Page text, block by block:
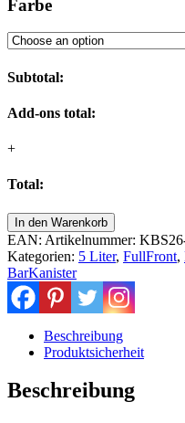
Farbe
Subtotal:
Add-ons total:
+
Total:
kultige
Retro
Mini-
Bar
als
tolles
Vatertag
Männergeschenk
Menge
In den Warenkorb
EAN: Artikelnummer:
Kategorien: 5 Liter, FullFront,
BarKanister
Beschreibung
Produktsicherheit
Beschreibung